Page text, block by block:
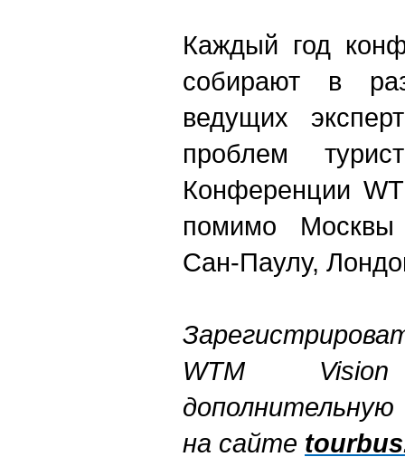
Каждый год
собирают в
ведущих
проблем
Конференции
помимо
Сан-Паулу,
WTM
на сайте